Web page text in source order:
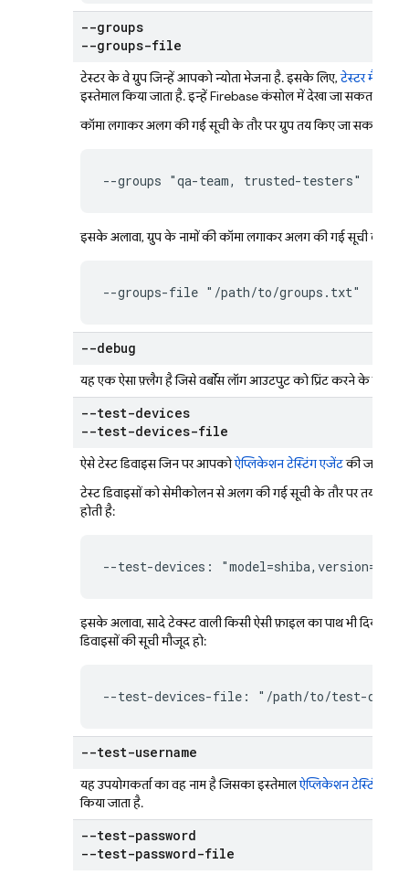
--groups
--groups-file
टेस्टर के वे ग्रुप जिन्हें आपको न्योता भेजना है. इसके लिए,टेस्टर मैनेज
इस्तेमाल किया जाता है. इन्हेंFirebaseकंसोल में देखा जा सकता है.
कॉमा लगाकर अलग की गई सूची के तौर पर ग्रुप तय किए जा सकते हैं:
--groups "qa-team, trusted-testers"
इसके अलावा, ग्रुप के नामों की कॉमा लगाकर अलग की गई सूची वाली
--groups-file "/path/to/groups.txt"
--debug
यह एक ऐसा फ़्लैग है जिसे वर्बोस लॉग आउटपुट को प्रिंट करने के लिए
--test-devices
--test-devices-file
ऐसे टेस्ट डिवाइस जिन पर आपकोऐप्लिकेशन टेस्टिंग एजेंटकी जांच
टेस्ट डिवाइसों को सेमीकोलन से अलग की गई सूची के तौर पर तय किया
होती है:
--test-devices:
इसके अलावा, सादे टेक्स्ट वाली किसी ऐसी फ़ाइल का पाथ भी दिया
डिवाइसों की सूची मौजूद हो:
--test-devices-file: "/path/to/test-
--test-username
यह उपयोगकर्ता का वह नाम है जिसका इस्तेमालऐप्लिकेशन टेस्टिंग एजेंट
किया जाता है.
--test-password
--test-password-file